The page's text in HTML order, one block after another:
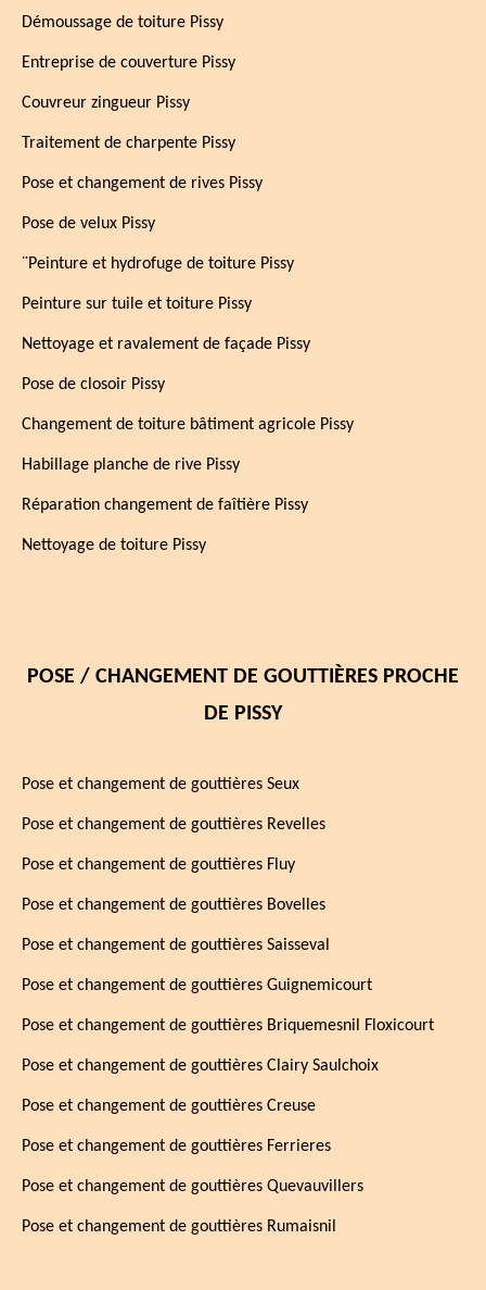
Démoussage de toiture Pissy
Entreprise de couverture Pissy
Couvreur zingueur Pissy
Traitement de charpente Pissy
Pose et changement de rives Pissy
Pose de velux Pissy
¨Peinture et hydrofuge de toiture Pissy
Peinture sur tuile et toiture Pissy
Nettoyage et ravalement de façade Pissy
Pose de closoir Pissy
Changement de toiture bâtiment agricole Pissy
Habillage planche de rive Pissy
Réparation changement de faîtière Pissy
Nettoyage de toiture Pissy
POSE / CHANGEMENT DE GOUTTIÈRES PROCHE
DE PISSY
Pose et changement de gouttières Seux
Pose et changement de gouttières Revelles
Pose et changement de gouttières Fluy
Pose et changement de gouttières Bovelles
Pose et changement de gouttières Saisseval
Pose et changement de gouttières Guignemicourt
Pose et changement de gouttières Briquemesnil Floxicourt
Pose et changement de gouttières Clairy Saulchoix
Pose et changement de gouttières Creuse
Pose et changement de gouttières Ferrieres
Pose et changement de gouttières Quevauvillers
Pose et changement de gouttières Rumaisnil